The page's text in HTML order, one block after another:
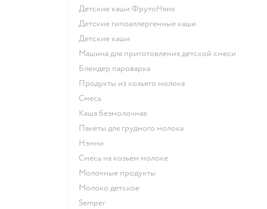
Детские каши ФрутоНяня
Детские гипоаллергенные каши
детские каши
машина для приготовления детской смеси
блендер пароварка
продукты из козьего молока
смесь
каша безмолочная
пакеты для грудного молока
нэнни
смесь на козьем молоке
молочные продукты
молоко детское
semper